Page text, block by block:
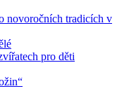
novoročních tradicích v
pro děti